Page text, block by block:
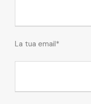
La tua email*